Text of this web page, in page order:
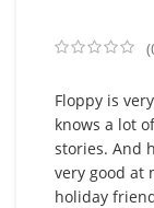
(
Floppy is
knows a lot
stories. And
very good at
holiday